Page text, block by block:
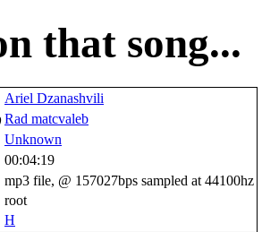
that song...
Ariel Dzanashvili
Rad matcvaleb
Unknown
00:04:19
mp3 file, @ 157027bps sampled at 44100hz
root
H